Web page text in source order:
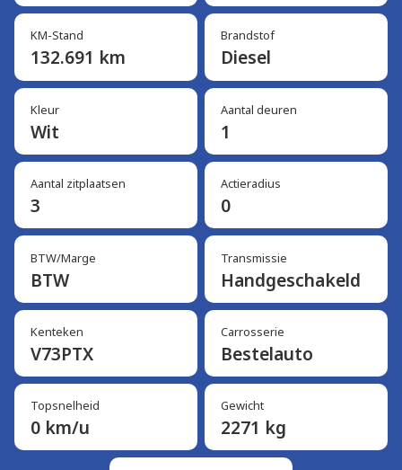
KM-Stand
132.691 km
Brandstof
Diesel
Kleur
Wit
Aantal deuren
1
Aantal zitplaatsen
3
Actieradius
0
BTW/Marge
BTW
Transmissie
Handgeschakeld
Kenteken
V73PTX
Carrosserie
Bestelauto
Topsnelheid
0 km/u
Gewicht
2271 kg